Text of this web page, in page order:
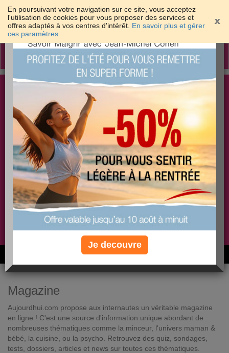
En poursuivant votre navigation sur ce site, vous acceptez
l'utilisation de cookies pour vous proposer des services et
offres adaptés à vos centres d'intérêt. En savoir plus et gérer
ces paramètres.
Toggle
Les meilleures solutions pour maigrir et être bien
dans sa peau
PLUS
EFFICACE
PLUS
SANTÉ
PLUS
COACHING
Non, je préfère le régime gratuit
6M de personnes ont maigri et réappris à manger avec nous
Magazine
Aujourdhui.com propose aux internautes un véritable magazine
en ligne ! C'est une source d'information unique abordant de
nombreuses thématiques comme la minceur, l'univers maman &
bébé, la cuisine, ou la psycho. Retrouvez des quiz, sondages,
tests, dossiers, articles et news sur toutes ces thématiques.
×
Je decouvre